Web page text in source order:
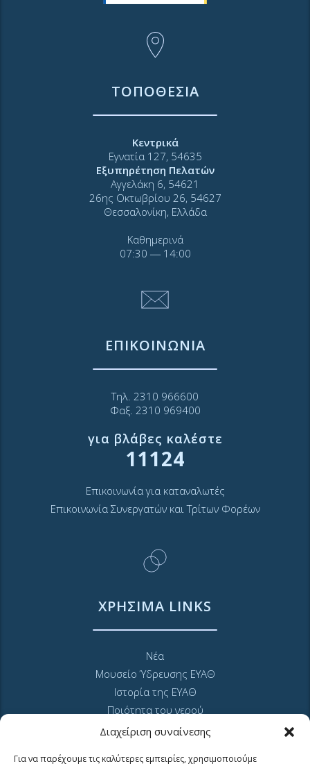
Διαχείριση συναίνεσης
Για να παρέχουμε τις καλύτερες εμπειρίες, χρησιμοποιούμε
ΤΟΠΟΘΕΣΙΑ
Κεντρικά
Εγνατία 127, 54635
Εξυπηρέτηση Πελατών
Αγγελάκη 6, 54621
26ης Οκτωβρίου 26, 54627
Θεσσαλονίκη, Ελλάδα
Καθημερινά
07:30 ― 14:00
ΕΠΙΚΟΙΝΩΝΙΑ
Τηλ. 2310 966600
Φαξ. 2310 969400
για βλάβες καλέστε
11124
Επικοινωνία για καταναλωτές
Επικοινωνία Συνεργατών και Τρίτων Φορέων
ΧΡΗΣΙΜΑ LINKS
Νέα
Μουσείο Ύδρευσης ΕΥΑΘ
Ιστορία της ΕΥΑΘ
Ποιότητα του νερού
Πολιτική Απορρήτου Ιστοτόπου